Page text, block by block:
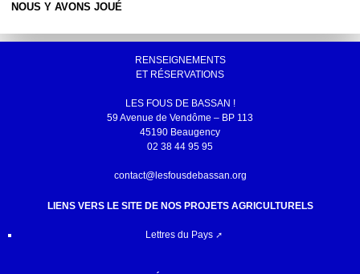
NOUS Y AVONS JOUÉ
RENSEIGNEMENTS
ET RÉSERVATIONS
LES FOUS DE BASSAN !
59 Avenue de Vendôme – BP 113
45190 Beaugency
02 38 44 95 95
contact@lesfousdebassan.org
LIENS VERS LE SITE DE NOS PROJETS AGRICULTURELS
Lettres du Pays